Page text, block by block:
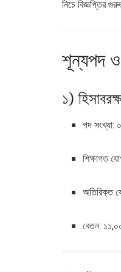
নিচে বিজ্ঞপ্তির
শূন্যপদ
১)
পদ সংখ্যা:
শিক্ষাগত
অতিরিক্ত
বেতন: